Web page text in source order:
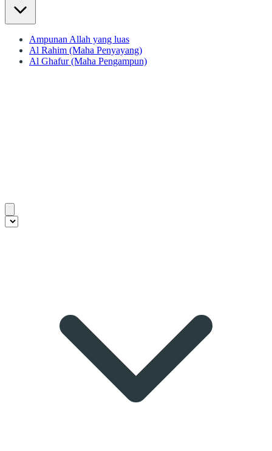
Ampunan Allah yang luas
Al Rahim (Maha Penyayang)
Al Ghafur (Maha Pengampun)